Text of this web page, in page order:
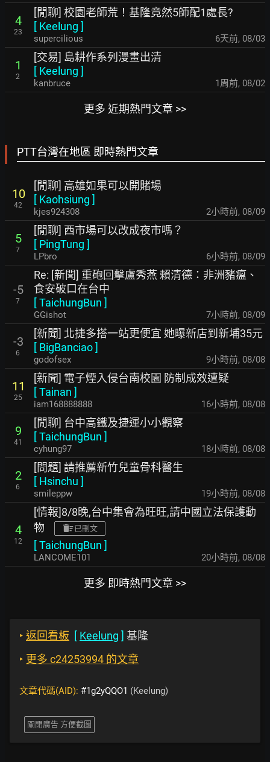
4
23
[閒聊] 校園老師荒！基隆竟然5師配1處長?
[ Keelung ]
supercilious 6天前, 08/03
1
2
[交易] 島耕作系列漫畫出清
[ Keelung ]
kanbruce 1周前, 08/02
更多 近期熱門文章 >>
PTT台灣在地區 即時熱門文章
10
42
[閒聊] 高雄如果可以開賭場
[ Kaohsiung ]
kjes924308 2小時前, 08/09
5
7
[閒聊] 西市場可以改成夜市嗎？
[ PingTung ]
LPbro 6小時前, 08/09
-5
7
Re: [新聞] 重砲回擊盧秀燕 賴清德：非洲豬瘟、
食安破口在台中
[TaichungBun ]
GGishot 7小時前, 08/09
-3
6
[新聞] 北捷多搭一站更便宜 她曝新店到新埔35元
[ BigBanciao]
godofsex 9小時前, 08/08
11
25
[新聞] 電子煙入侵台南校園 防制成效遭疑
[Tainan ]
iam168888888 16小時前, 08/08
9
41
[閒聊] 台中高鐵及捷運小小觀察
[TaichungBun ]
cyhung97 18小時前, 08/08
2
6
[問題] 請推薦新竹兒童骨科醫生
[ Hsinchu ]
smileppw 19小時前, 08/08
4
12
[情報]8/8晚,台中集會為旺旺,請中國立法保護動
物
已刪文
[TaichungBun ]
LANCOME101 20小時前, 08/08
更多 即時熱門文章 >>
‣ 返回看板 [ Keelung ] 基隆
‣ 更多 c24253994 的文章
文章代碼(AID): #1g2yQQO1 (Keelung)
關閉廣告 方便截圖